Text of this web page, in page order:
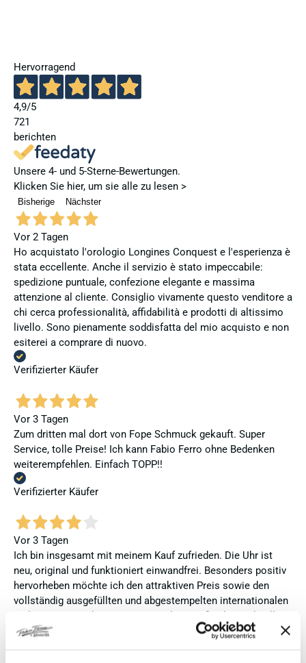
Hervorragend
4,9/5
721
berichten
Unsere 4- und 5-Sterne-Bewertungen.
Klicken Sie hier, um sie alle zu lesen >
Bisherige Nächster
Vor 2 Tagen
Ho acquistato l'orologio Longines Conquest e l'esperienza è
stata eccellente. Anche il servizio è stato impeccabile:
spedizione puntuale, confezione elegante e massima
attenzione al cliente. Consiglio vivamente questo venditore a
chi cerca professionalità, affidabilità e prodotti di altissimo
livello. Sono pienamente soddisfatta del mio acquisto e non
esiterei a comprare di nuovo.
Verifizierter Käufer
Vor 3 Tagen
Zum dritten mal dort von Fope Schmuck gekauft. Super
Service, tolle Preise! Ich kann Fabio Ferro ohne Bedenken
weiterempfehlen. Einfach TOPP!!
Verifizierter Käufer
Vor 3 Tagen
Ich bin insgesamt mit meinem Kauf zufrieden. Die Uhr ist
neu, original und funktioniert einwandfrei. Besonders positiv
hervorheben möchte ich den attraktiven Preis sowie den
vollständig ausgefüllten und abgestempelten internationalen
Seiko-Garantieschein. Der Versand war außerdem schnell.
Dennoch vergebe ich 4 statt 5 Sterne, da die Lieferung nicht